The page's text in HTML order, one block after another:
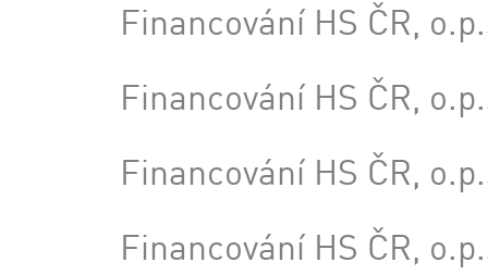
Financování HS ČR,
Financování HS ČR,
Financování HS ČR,
Financování HS ČR,